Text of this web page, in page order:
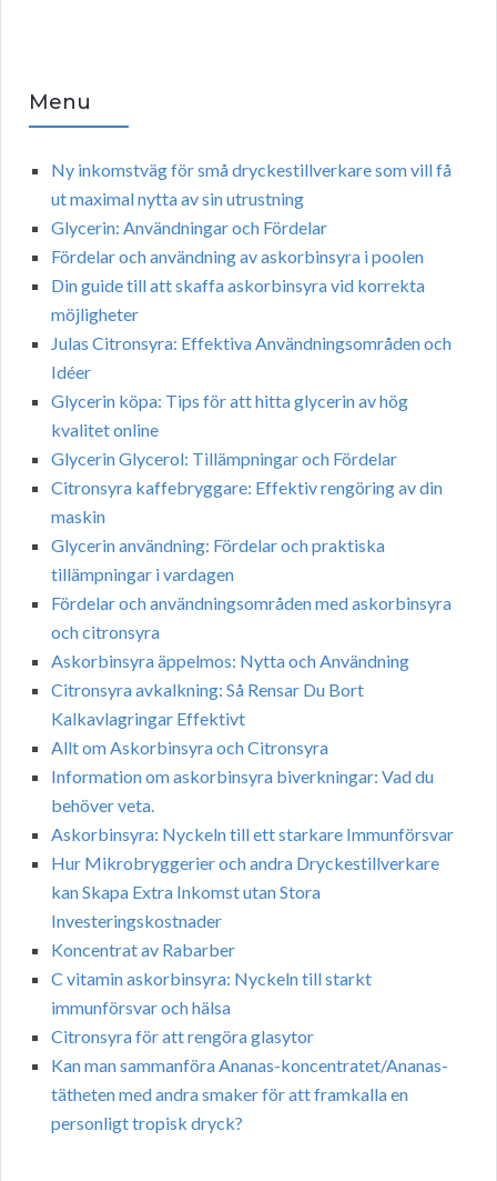
Menu
Ny inkomstväg för små dryckestillverkare som vill få
ut maximal nytta av sin utrustning
Glycerin: Användningar och Fördelar
Fördelar och användning av askorbinsyra i poolen
Din guide till att skaffa askorbinsyra vid korrekta
möjligheter
Julas Citronsyra: Effektiva Användningsområden och
Idéer
Glycerin köpa: Tips för att hitta glycerin av hög
kvalitet online
Glycerin Glycerol: Tillämpningar och Fördelar
Citronsyra kaffebryggare: Effektiv rengöring av din
maskin
Glycerin användning: Fördelar och praktiska
tillämpningar i vardagen
Fördelar och användningsområden med askorbinsyra
och citronsyra
Askorbinsyra äppelmos: Nytta och Användning
Citronsyra avkalkning: Så Rensar Du Bort
Kalkavlagringar Effektivt
Allt om Askorbinsyra och Citronsyra
Information om askorbinsyra biverkningar: Vad du
behöver veta.
Askorbinsyra: Nyckeln till ett starkare Immunförsvar
Hur Mikrobryggerier och andra Dryckestillverkare
kan Skapa Extra Inkomst utan Stora
Investeringskostnader
Koncentrat av Rabarber
C vitamin askorbinsyra: Nyckeln till starkt
immunförsvar och hälsa
Citronsyra för att rengöra glasytor
Kan man sammanföra Ananas-koncentratet/Ananas-
tätheten med andra smaker för att framkalla en
personligt tropisk dryck?